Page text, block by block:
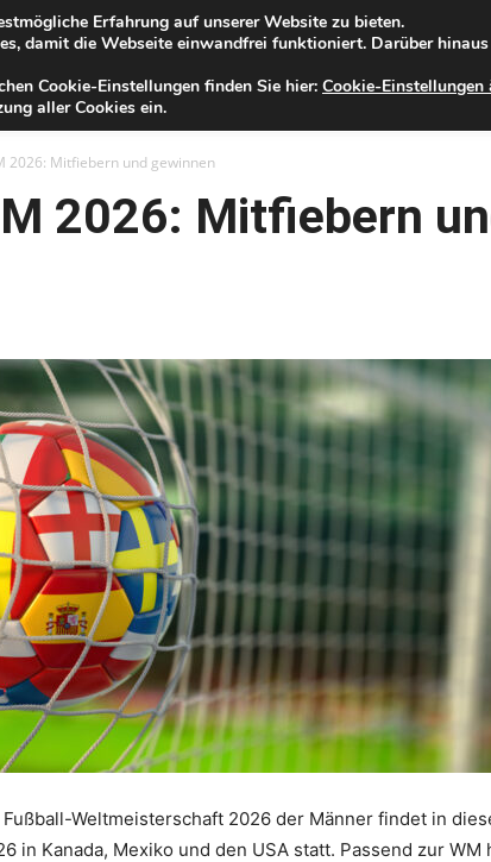
Samstag, 08.08.2026 Zur Internet-Filiale der Förde
IHR GELD IHRE REGION WERTPAPIERE
2026: Mitfiebern und gewinnen
2026: Mitfiebern
Fußball-Weltmeisterschaft 2026 der Männer findet in
in Kanada, Mexiko und den USA statt. Passend zur WM
Erfahrung auf unserer Website zu bieten.
damit die Webseite einwandfrei funktioniert. Darüber
Cookie-Einstellungen finden Sie hier: Cookie-Einstellungen
aller Cookies ein.